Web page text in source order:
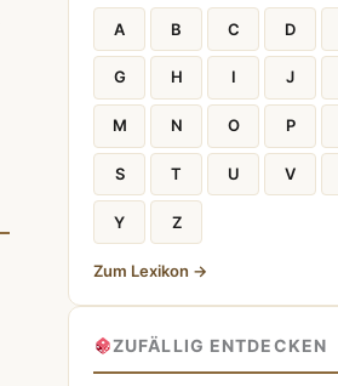
A B C D
G H I J
M N O P
S T U V
Y Z
Zum Lexikon →
ZUFÄLLIG ENTDECKEN